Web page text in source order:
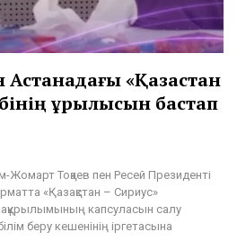
Астанадағы «Қазақстан
құрылысын бастап
Жомарт Тоқаев пен Ресей Президенті
«Қазақстан – Сириус»
капсуласын салу
беру кешенінің іргетасына